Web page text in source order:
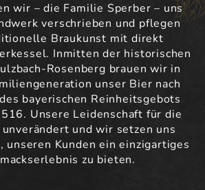
wir – die Familie Sperber – uns
verschrieben und pflegen
Braukunst mit direkt
Inmitten der historischen
Rosenberg brauen wir in
unser Bier nach
bayerischen Reinheitsgebots
Unsere Leidenschaft für die
und wir setzen uns
unseren Kunden ein einzigartiges
zu bieten.